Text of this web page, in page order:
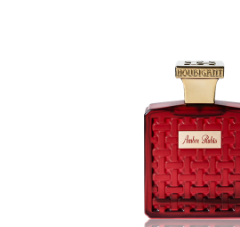
Подробнее
В корзину